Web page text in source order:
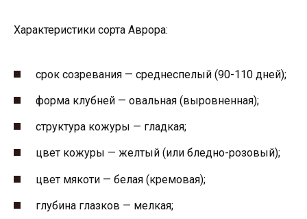
Характеристики сорта Аврора:
срок созревания — среднеспелый (90-110 дней);
форма клубней — овальная (выровненная);
структура кожуры — гладкая;
цвет кожуры — желтый (или бледно-розовый);
цвет мякоти — белая (кремовая);
глубина глазков — мелкая;